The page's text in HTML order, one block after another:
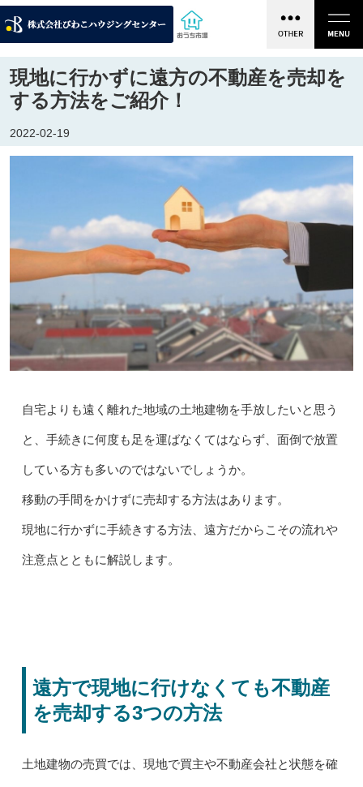
現地に行かずに遠方の不動産を売却を
する方法をご紹介！
2022-02-19
自宅よりも遠く離れた地域の土地建物を手放したいと思う
と、手続きに何度も足を運ばなくてはならず、面倒で放置
している方も多いのではないでしょうか。
移動の手間をかけずに売却する方法はあります。
現地に行かずに手続きする方法、遠方だからこその流れや
注意点とともに解説します。
遠方で現地に行けなくても不動産
を売却する3つの方法
土地建物の売買では、現地で買主や不動産会社と状態を確